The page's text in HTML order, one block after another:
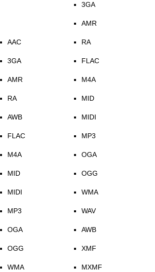
AAC
3GA
AMR
RA
AWB
FLAC
M4A
MID
MIDI
MP3
OGA
OGG
WMA
3GA
AMR
RA
FLAC
M4A
MID
MIDI
MP3
OGA
OGG
WMA
WAV
AWB
XMF
MXMF